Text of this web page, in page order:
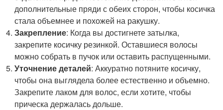
дополнительные пряди с обеих сторон, чтобы косичка
стала объемнее и похожей на ракушку.
Закрепление: Когда вы достигнете затылка,
закрепите косичку резинкой. Оставшиеся волосы
можно собрать в пучок или оставить распущенными.
Уточнение деталей: Аккуратно потяните косичку,
чтобы она выглядела более естественно и объемно.
Закрепите лаком для волос, если хотите, чтобы
прическа держалась дольше.